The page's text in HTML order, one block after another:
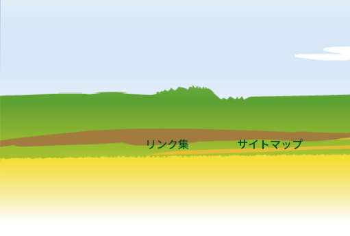
リンク集 サイトマップ